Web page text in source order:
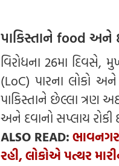
પાકિસ્તાને food અને
વિરોધના 26મા દિવસે,
(LoC) પારના લોકો
પાકિસ્તાને છેલ્લા ત્રણ
અને દવાનો સપ્લાય રોકી
ALSO READ:
રહી, લોકોએ પત્થર